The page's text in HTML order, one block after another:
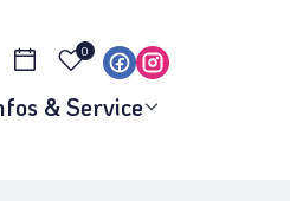
0
& Service